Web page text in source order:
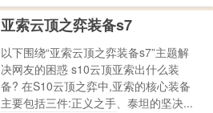
亚索云顶之弈装备s7
以下围绕“亚索云顶之弈装备s7”主题解
决网友的困惑 s10云顶亚索出什么装
备? 在S10云顶之弈中,亚索的核心装备
主要包括三件:正义之手、泰坦的坚决...